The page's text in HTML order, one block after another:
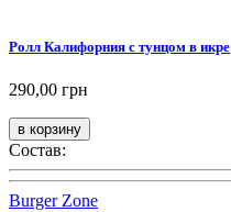
Ролл Калифорния с тунцом в икре
290,00 грн
Состав:
Burger Zone